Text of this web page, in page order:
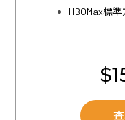
HBOMax標